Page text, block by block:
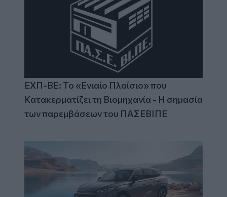
ΕΧΠ-ΒΕ: Το «Ενιαίο Πλαίσιο» που
Κατακερματίζει τη Βιομηχανία - Η σημασία
των παρεμβάσεων του ΠΑΣΕΒΙΠΕ